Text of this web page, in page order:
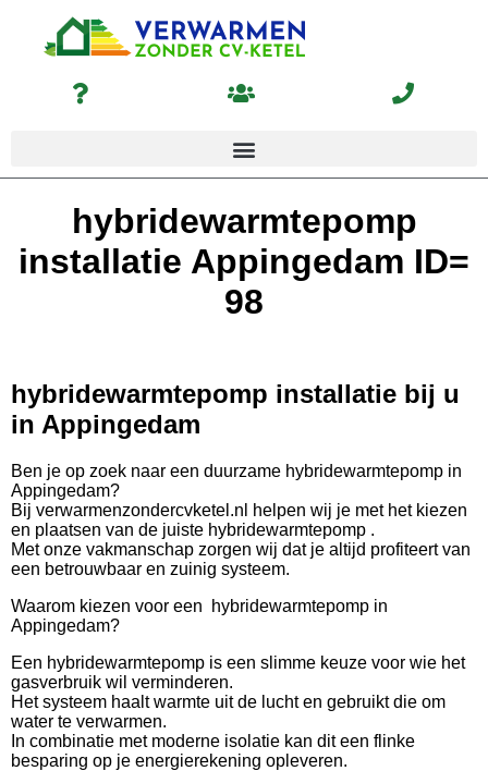
hybridewarmtepomp
installatie Appingedam ID=
98
hybridewarmtepomp installatie bij u
in Appingedam
Ben je op zoek naar een duurzame hybridewarmtepomp in
Appingedam?
Bij verwarmenzondercvketel.nl helpen wij je met het kiezen
en plaatsen van de juiste hybridewarmtepomp .
Met onze vakmanschap zorgen wij dat je altijd profiteert van
een betrouwbaar en zuinig systeem.
Waarom kiezen voor een hybridewarmtepomp in
Appingedam?
Een hybridewarmtepomp is een slimme keuze voor wie het
gasverbruik wil verminderen.
Het systeem haalt warmte uit de lucht en gebruikt die om
water te verwarmen.
In combinatie met moderne isolatie kan dit een flinke
besparing op je energierekening opleveren.